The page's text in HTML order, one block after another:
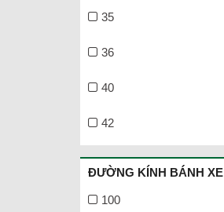
35
36
40
42
ĐƯỜNG KÍNH BÁNH XE
100